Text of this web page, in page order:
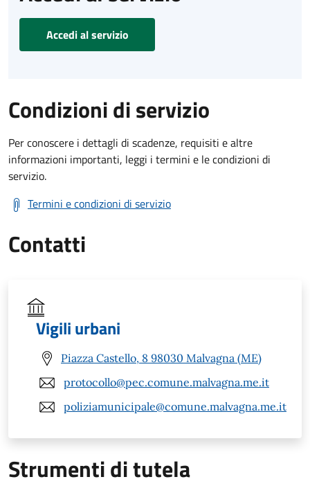
Accedi al servizio
Condizioni di servizio
Per conoscere i dettagli di scadenze, requisiti e altre
informazioni importanti, leggi i termini e le condizioni di
servizio.
Termini e condizioni di servizio
Contatti
Vigili urbani
Piazza Castello, 8 98030 Malvagna (ME)
protocollo@pec.comune.malvagna.me.it
poliziamunicipale@comune.malvagna.me.it
Strumenti di tutela